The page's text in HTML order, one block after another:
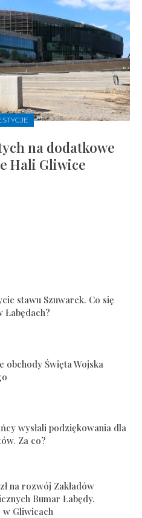
na dodatkowe
Hali Gliwice
stawu Szuwarek. Co się
Łabędach?
obchody Święta Wojska
wysłali podziękowania dla
Za co?
na rozwój Zakładów
Bumar Łabędy.
Gliwicach